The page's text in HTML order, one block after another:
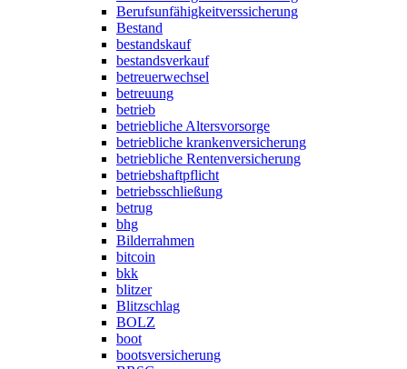
Berufsunfähigkeitverssicherung
Bestand
bestandskauf
bestandsverkauf
betreuerwechsel
betreuung
betrieb
betriebliche Altersvorsorge
betriebliche krankenversicherung
betriebliche Rentenversicherung
betriebshaftpflicht
betriebsschließung
betrug
bhg
Bilderrahmen
bitcoin
bkk
blitzer
Blitzschlag
BOLZ
boot
bootsversicherung